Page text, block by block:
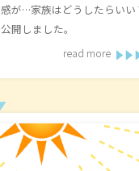
感が…家族はどうしたらいい
公開しました。
read more